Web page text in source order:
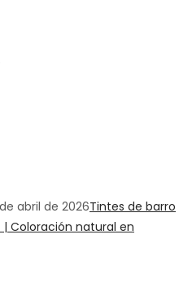
abril de 2026Tintes de barro
Coloración natural en